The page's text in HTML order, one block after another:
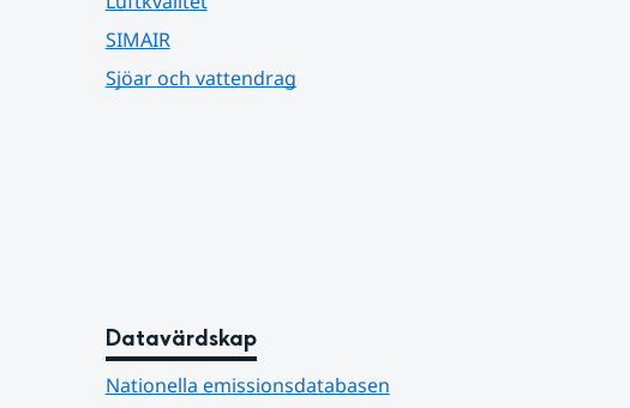
SIMAIR
Sjöar och vattendrag
Datavärdskap
Nationella emissionsdatabasen